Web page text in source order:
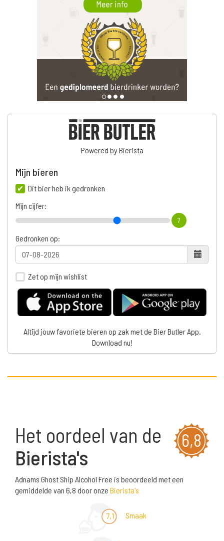
Powered by Bierista
Mijn bieren
Dit bier heb ik gedronken
Mijn cijfer:
7
Gedronken op:
Zet op mijn wishlist
Altijd jouw favoriete bieren op zak met de Bier Butler App.
Download nu!
6,8
Het oordeel van de
Bierista's
Adnams Ghost Ship Alcohol Free is beoordeeld met een
gemiddelde van 6,8 door onze Bierista's
7,1 Smaak